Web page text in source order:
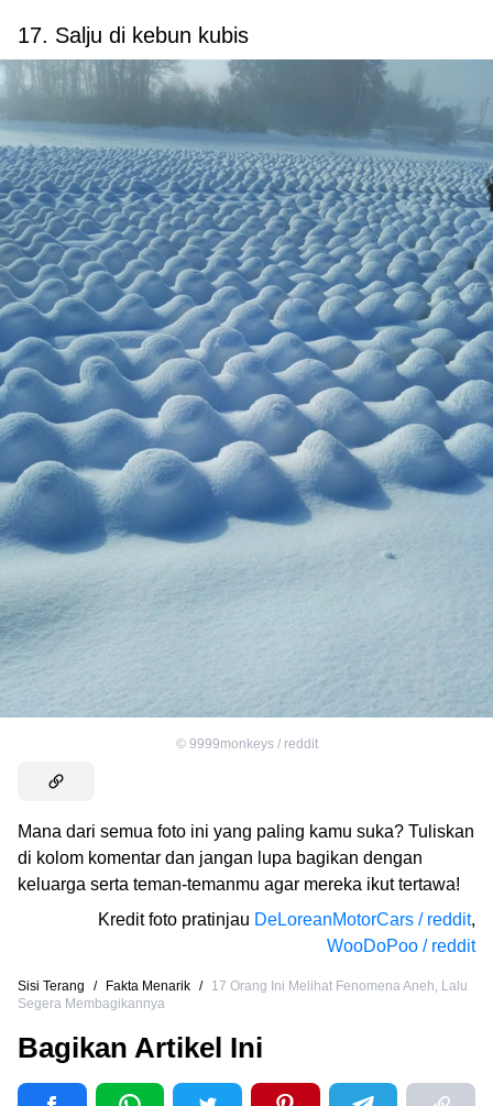
17. Salju di kebun kubis
© 9999monkeys / reddit
Mana dari semua foto ini yang paling kamu suka? Tuliskan
di kolom komentar dan jangan lupa bagikan dengan
keluarga serta teman-temanmu agar mereka ikut tertawa!
Kredit foto pratinjau DeLoreanMotorCars / reddit,
WooDoPoo / reddit
Sisi Terang / Fakta Menarik /
17 Orang Ini Melihat Fenomena Aneh, Lalu
Segera Membagikannya
Bagikan Artikel Ini